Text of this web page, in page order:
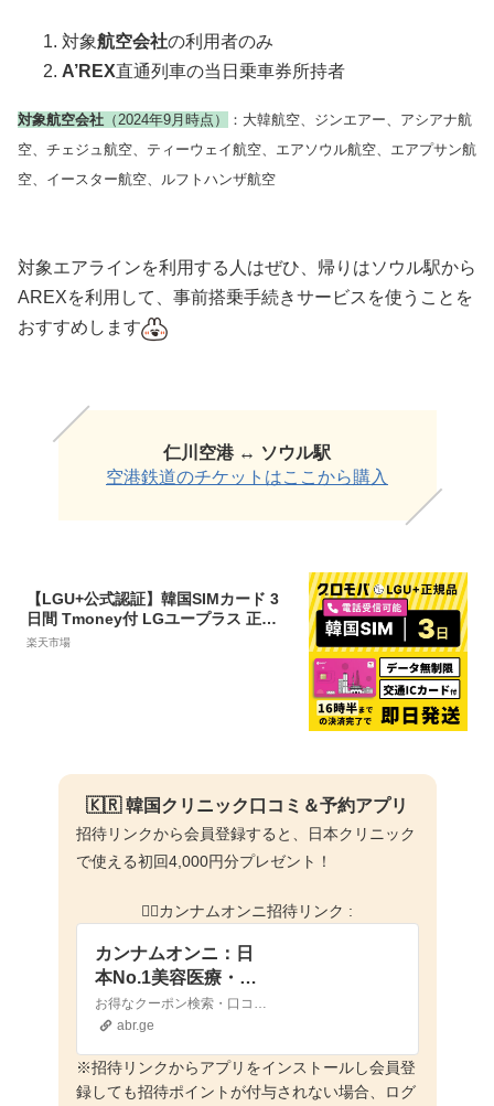
対象航空会社の利用者のみ
A’REX直通列車の当日乗車券所持者
対象航空会社 （2024年9月時点）
：大韓航空、ジンエアー、アシアナ航
空、チェジュ航空、ティーウェイ航空、エアソウル航空、エアプサン航
空、イースター航空、ルフトハンザ航空
対象エアラインを利用する人はぜひ、帰りはソウル駅から
AREXを利用して、事前搭乗手続きサービスを使うことを
おすすめします
仁川空港 ↔︎ ソウル駅
空港鉄道のチケットはここから購入
【LGU+公式認証】韓国SIMカード 3
日間 Tmoney付 LGユープラス 正規
品 データ無制限 通話可能 受信可 国内
楽天市場
🇰🇷 韓国クリニック口コミ＆予約アプリ
招待リンクから会員登録すると、日本クリニック
で使える初回4,000円分プレゼント！
👉🏻カンナムオンニ招待リンク :
カンナムオンニ：日
本No.1美容医療・整
形の口コミ予約アプ
リ
お得なクーポン検索・口コミ閲覧・来院予約までアプリ1つで完結！
abr.ge
※招待リンクからアプリをインストールし会員登
録しても招待ポイントが付与されない場合、ログ